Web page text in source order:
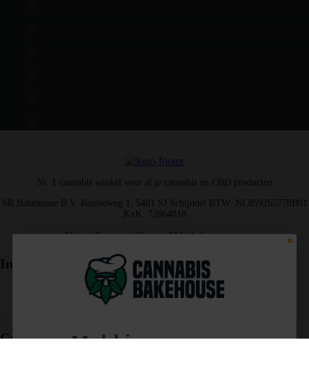
Nr. 1 cannabis winkel voor al je cannabis en CBD producten
SR Bakehouse B.V. Rooiseweg 1, 5481 SJ Schijndel BTW: NL859265778B01
KvK: 72864818
Vragen? support@cannabisbakehouse.com
Informatie
Cannabis BakehouseMeld je aan voor